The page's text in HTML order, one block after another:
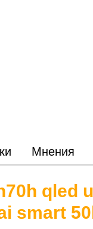
Мнения
qled
smart